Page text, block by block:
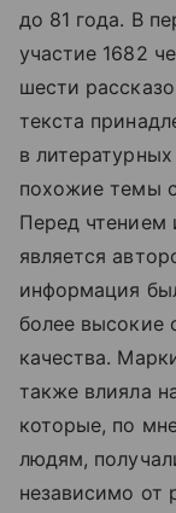
до 81 года. В
участие 1682
шести
текста
в
похожие темы
Перед
является
информация
более высокие
качества.
также влияла
которые, по
людям,
независимо от